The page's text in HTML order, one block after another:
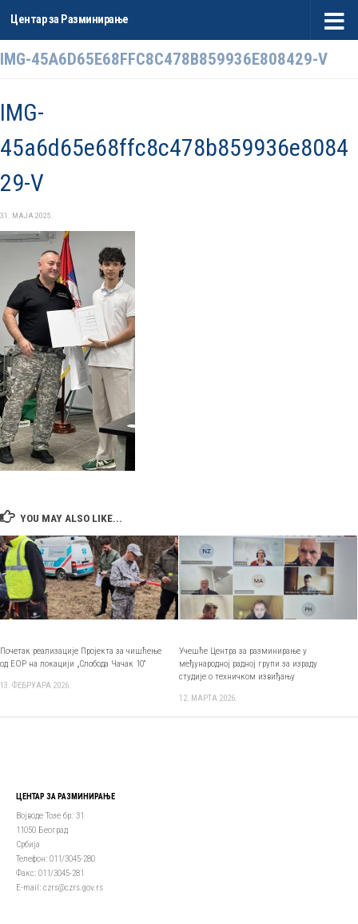
Skip to content
Центар за Разминирање
IMG-45A6D65E68FFC8C478B859936E808429-V
IMG-
45a6d65e68ffc8c478b859936e8084
29-V
31. МАЈА 2025.
YOU MAY ALSO LIKE...
Почетак реализације Пројекта за чишћење
од ЕОР на локацији „Слобода Чачак 10“
13. ФЕБРУАРА 2026.
Учешће Центра за разминирање у
међународној радној групи за израду
студије о техничком извиђању
12. МАРТА 2026.
ЦЕНТАР ЗА РАЗМИНИРАЊЕ
Војводе Тозе бр. 31
11050 Београд
Србија
Телефон: 011/3045-280
Факс: 011/3045-281
Е-mail: czrs@czrs.gov.rs